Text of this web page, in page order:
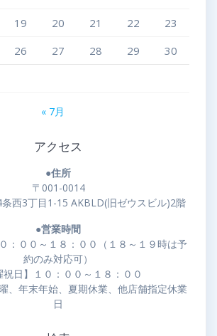
19 20 21 22
23
26 27 28 29
30
« 7月
アクセス
●住所
〒001-0014
西3丁目1-15 AKBLD(旧ゼウスビル)2階
●営業時間
００～１８：００（１８～１９時は予
約のみ対応可）
祝日】１０：００～１８：００
年末年始、夏期休業、他店舗指定休業
日